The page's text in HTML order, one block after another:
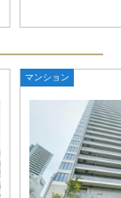
マンション